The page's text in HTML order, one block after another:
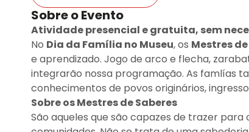
Sobre o Evento
Atividade presencial e gratuita, sem
No Dia da Família no Museu, os Mestres
e aprendizado. Jogo de arco e flecha,
integrarão nossa programação. As famlías
conhecimentos de povos originários,
Sobre os Mestres de Saberes
São aqueles que são capazes de trazer